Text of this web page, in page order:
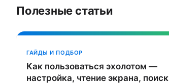
Полезные статьи
ГАЙДЫ И ПОДБОР
Как пользоваться эхолотом —
настройка, чтение экрана, поиск